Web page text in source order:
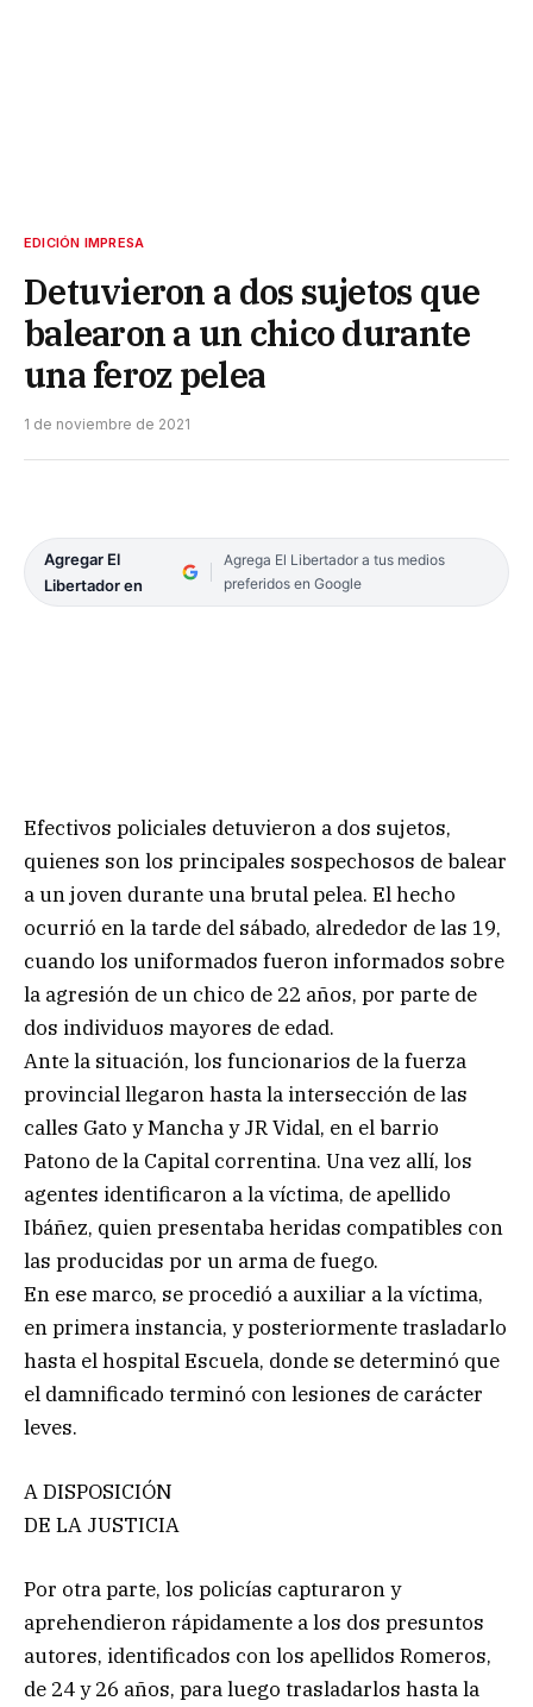
EDICIÓN IMPRESA
Detuvieron a dos sujetos que
balearon a un chico durante
una feroz pelea
1 de noviembre de 2021
Agregar El
Libertador en
Agrega El Libertador a tus medios
preferidos en Google
Efectivos policiales detuvieron a dos sujetos,
quienes son los principales sospechosos de balear
a un joven durante una brutal pelea. El hecho
ocurrió en la tarde del sábado, alrededor de las 19,
cuando los uniformados fueron informados sobre
la agresión de un chico de 22 años, por parte de
dos individuos mayores de edad.
Ante la situación, los funcionarios de la fuerza
provincial llegaron hasta la intersección de las
calles Gato y Mancha y JR Vidal, en el barrio
Patono de la Capital correntina. Una vez allí, los
agentes identificaron a la víctima, de apellido
Ibáñez, quien presentaba heridas compatibles con
las producidas por un arma de fuego.
En ese marco, se procedió a auxiliar a la víctima,
en primera instancia, y posteriormente trasladarlo
hasta el hospital Escuela, donde se determinó que
el damnificado terminó con lesiones de carácter
leves.
A DISPOSICIÓN
DE LA JUSTICIA
Por otra parte, los policías capturaron y
aprehendieron rápidamente a los dos presuntos
autores, identificados con los apellidos Romeros,
de 24 y 26 años, para luego trasladarlos hasta la